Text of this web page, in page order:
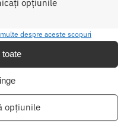
opțiunile
despre aceste scopuri
opțiunile
250 lei
primesti comanda a 2-a zi.